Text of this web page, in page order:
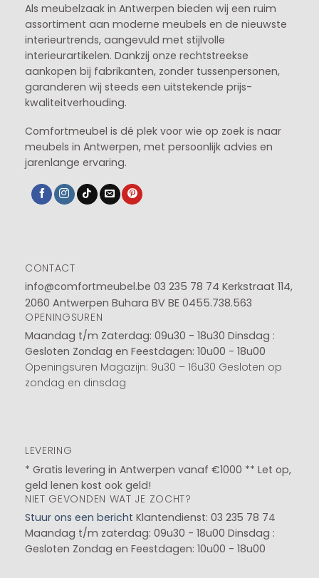
Als meubelzaak in Antwerpen bieden wij een ruim
assortiment aan moderne meubels en de nieuwste
interieurtrends, aangevuld met stijlvolle
interieurartikelen. Dankzij onze rechtstreekse
aankopen bij fabrikanten, zonder tussenpersonen,
garanderen wij steeds een uitstekende prijs-
kwaliteitverhouding.
Comfortmeubel is dé plek voor wie op zoek is naar
meubels in Antwerpen, met persoonlijk advies en
jarenlange ervaring.
CONTACT
info@comfortmeubel.be 03 235 78 74 Kerkstraat 114,
2060 Antwerpen Buhara BV BE 0455.738.563
OPENINGSUREN
Maandag t/m Zaterdag: 09u30 - 18u30 Dinsdag :
Gesloten Zondag en Feestdagen: 10u00 - 18u00
Openingsuren Magazijn: 9u30 – 16u30 Gesloten op
zondag en dinsdag
LEVERING
* Gratis levering in Antwerpen vanaf €1000 ** Let op,
geld lenen kost ook geld!
NIET GEVONDEN WAT JE ZOCHT?
Stuur ons een bericht Klantendienst: 03 235 78 74
Maandag t/m zaterdag: 09u30 - 18u00 Dinsdag :
Gesloten Zondag en Feestdagen: 10u00 - 18u00